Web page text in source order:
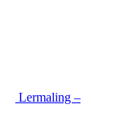
Lermaling –